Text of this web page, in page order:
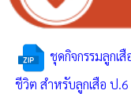
ชุดกิจกรรมลูกเ
ชีวิต สำหรับลูกเสือ ป